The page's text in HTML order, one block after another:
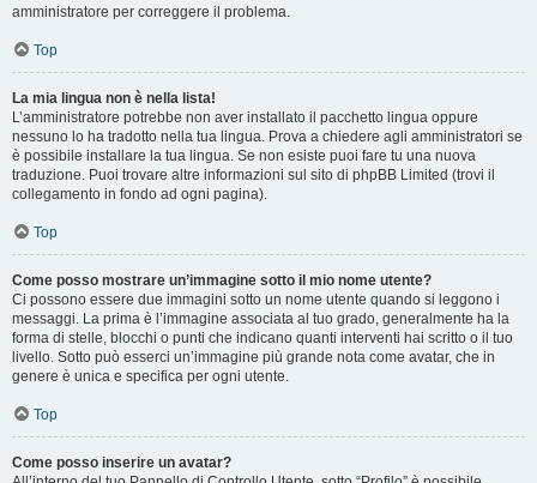
amministratore per correggere il problema.
Top
La mia lingua non è nella lista!
L’amministratore potrebbe non aver installato il pacchetto lingua oppure
nessuno lo ha tradotto nella tua lingua. Prova a chiedere agli amministratori se
è possibile installare la tua lingua. Se non esiste puoi fare tu una nuova
traduzione. Puoi trovare altre informazioni sul sito di phpBB Limited (trovi il
collegamento in fondo ad ogni pagina).
Top
Come posso mostrare un’immagine sotto il mio nome utente?
Ci possono essere due immagini sotto un nome utente quando si leggono i
messaggi. La prima è l’immagine associata al tuo grado, generalmente ha la
forma di stelle, blocchi o punti che indicano quanti interventi hai scritto o il tuo
livello. Sotto può esserci un’immagine più grande nota come avatar, che in
genere è unica e specifica per ogni utente.
Top
Come posso inserire un avatar?